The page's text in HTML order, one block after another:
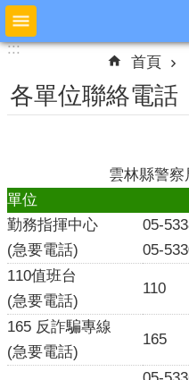
跳到主要內容區塊
搜
尋
布
欄
本
局
簡
介
預
::::::
首頁
各單位聯絡電話
雲林縣警
單位
勤務指揮中心
(急要電話)
05-
05-
110值班台
(急要電話)
110
165 反詐騙專線
(急要電話)
165